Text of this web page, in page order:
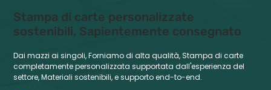
Stampa di carte personalizzate
sostenibili, Sapientemente consegnato
Dai mazzi ai singoli, Forniamo di alta qualità, Stampa di carte
completamente personalizzata supportata dall'esperienza del
settore, Materiali sostenibili, e supporto end-to-end.